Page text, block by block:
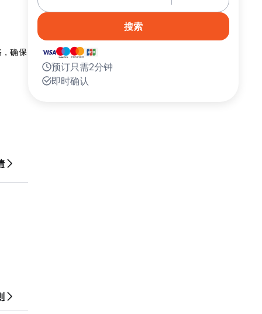
确保
搜索
预订只需2分钟
即时确认